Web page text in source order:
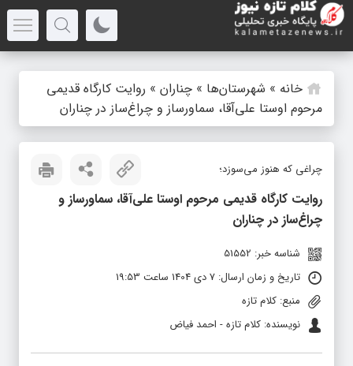
خانه » شهرستان‌ها » چناران » روایت کارگاه قدیمی
مرحوم اوستا علی‌آقا، سماورساز و چراغ‌ساز در چناران
چراغی که هنوز می‌سوزد؛
روایت کارگاه قدیمی مرحوم اوستا علی‌آقا، سماورساز و
چراغ‌ساز در چناران
شناسه خبر: 51552
تاریخ و زمان ارسال: 7 دی 1404 ساعت 19:53
منبع: کلام تازه
نویسنده: کلام تازه - احمد فیاض